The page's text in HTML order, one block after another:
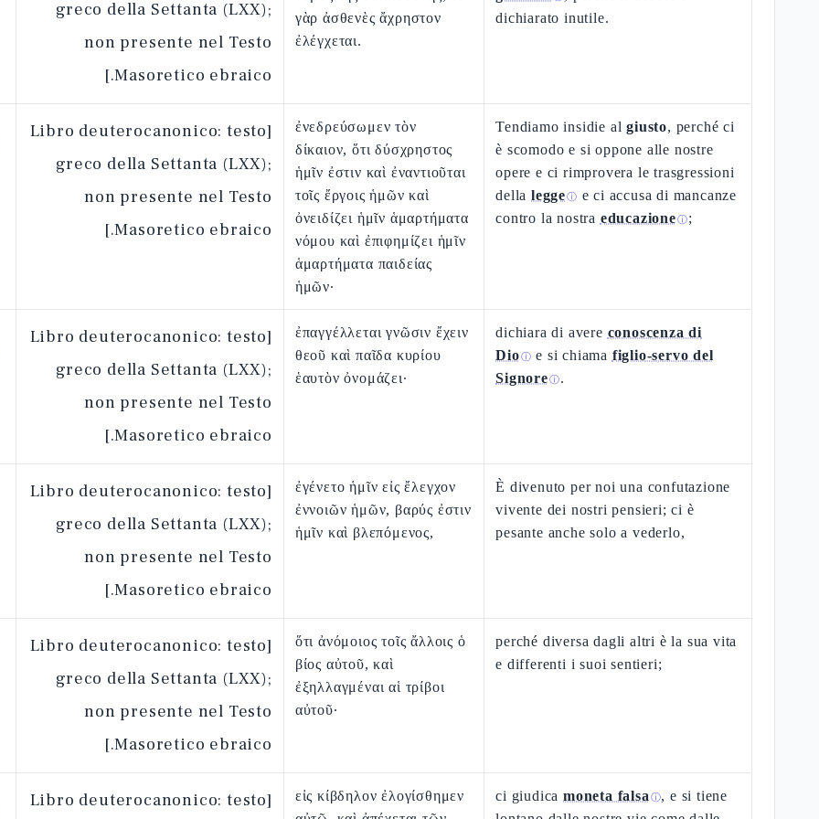
greco della Settanta (LXX);
non presente nel Testo
Masoretico ebraico.]
γὰρ ἀσθενὲς ἄχρηστον
ἐλέγχεται.
dichiarato inutile.
[Libro deuterocanonico: testo
greco della Settanta (LXX);
non presente nel Testo
Masoretico ebraico.]
ἐνεδρεύσωμεν τὸν
δίκαιον, ὅτι δύσχρηστος
ἡμῖν ἐστιν καὶ ἐναντιοῦται
τοῖς ἔργοις ἡμῶν καὶ
ὀνειδίζει ἡμῖν ἁμαρτήματα
νόμου καὶ ἐπιφημίζει ἡμῖν
ἁμαρτήματα παιδείας
ἡμῶν·
Tendiamo insidie algiusto, perché ci
è scomodo e si oppone alle nostre
opere e ci rimprovera le trasgressioni
dellaleggeⓘ e ci accusa di mancanze
contro la nostra educazioneⓘ;
[Libro deuterocanonico: testo
greco della Settanta (LXX);
non presente nel Testo
Masoretico ebraico.]
ἐπαγγέλλεται γνῶσιν ἔχειν
θεοῦ καὶ παῖδα κυρίου
ἑαυτὸν ὀνομάζει·
dichiara di avere conoscenza di
Dioⓘ e si chiama figlio-servo del
Signoreⓘ.
[Libro deuterocanonico: testo
greco della Settanta (LXX);
non presente nel Testo
Masoretico ebraico.]
ἐγένετο ἡμῖν εἰς ἔλεγχον
ἐννοιῶν ἡμῶν, βαρύς ἐστιν
ἡμῖν καὶ βλεπόμενος,
È divenuto per noi una confutazione
vivente dei nostri pensieri; ci è
pesante anche solo a vederlo,
[Libro deuterocanonico: testo
greco della Settanta (LXX);
non presente nel Testo
Masoretico ebraico.]
ὅτι ἀνόμοιος τοῖς ἄλλοις ὁ
βίος αὐτοῦ, καὶ
ἐξηλλαγμέναι αἱ τρίβοι
αὐτοῦ·
perché diversa dagli altri è la sua vita
e differenti i suoi sentieri;
[Libro deuterocanonico: testo
εἰς κίβδηλον ἐλογίσθημεν
ci giudicamoneta falsa ⓘ, e si tiene